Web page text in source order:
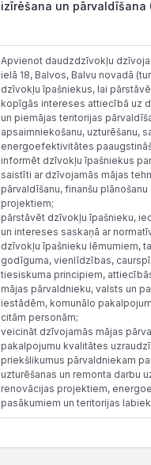
izīrēšana un pārvaldīšana
Apvienot daudzdzīvokļu
ielā 18, Balvos, Balvu novadā
dzīvokļu īpašniekus, lai
kopīgās intereses attiecībā uz
un piemājas teritorijas
apsaimniekošanu, uzturēšanu,
energoefektivitātes
informēt dzīvokļu īpašniekus
saistīti ar dzīvojamās mājas
pārvaldīšanu, finanšu
projektiem;
pārstāvēt dzīvokļu īpašnieku,
un intereses saskaņā ar
dzīvokļu īpašnieku lēmumiem,
godīguma, vienlīdzības,
tiesiskuma principiem,
mājas pārvaldnieku, valsts un
iestādēm, komunālo
citām personām;
veicināt dzīvojamās mājas
pakalpojumu kvalitātes
priekšlikumus pārvaldniekam
uzturēšanas un remonta darbu
renovācijas projektiem,
pasākumiem un teritorijas